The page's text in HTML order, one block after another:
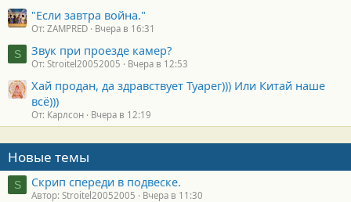
"Если завтра война."
От: ZAMPRED Вчера в 16:31
S Звук при проезде камер?
От: Stroitel20052005 Вчера в 12:53
Хай продан, да здравствует Туарег))) Или Китай наше
всё)))
От: Карлсон Вчера в 12:19
Новые темы
S Скрип спереди в подвеске.
Автор: Stroitel20052005 Вчера в 11:30